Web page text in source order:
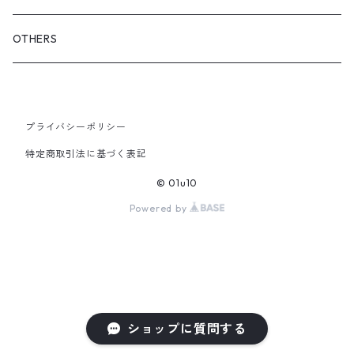
ショップに質問する
iCONOLOGY
OUTER
SHOES & ACCESSORY
OTHERS
プライバシーポリシー
特定商取引法に基づく表記
© 01u10
Powered by